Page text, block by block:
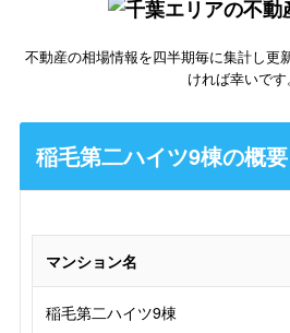
不動産の相場情報を四半期毎に集計し更
ければ幸いです。
稲毛第二ハイツ9棟の概要
マンション名
稲毛第二ハイツ9棟